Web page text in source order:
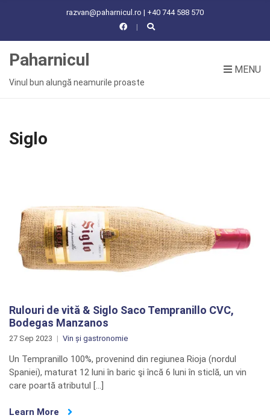
razvan@paharnicul.ro | +40 744 588 570
R
Paharnicul
Vinul bun alungă neamurile proaste
MENU
Siglo
Rulouri de vită & Siglo Saco Tempranillo CVC,
Bodegas Manzanos
27 Sep 2023 Vin și gastronomie
Un Tempranillo 100%, provenind din regiunea Rioja (nordul
Spaniei), maturat 12 luni în baric şi încă 6 luni în sticlă, un vin
care poartă atributul […]
Learn More